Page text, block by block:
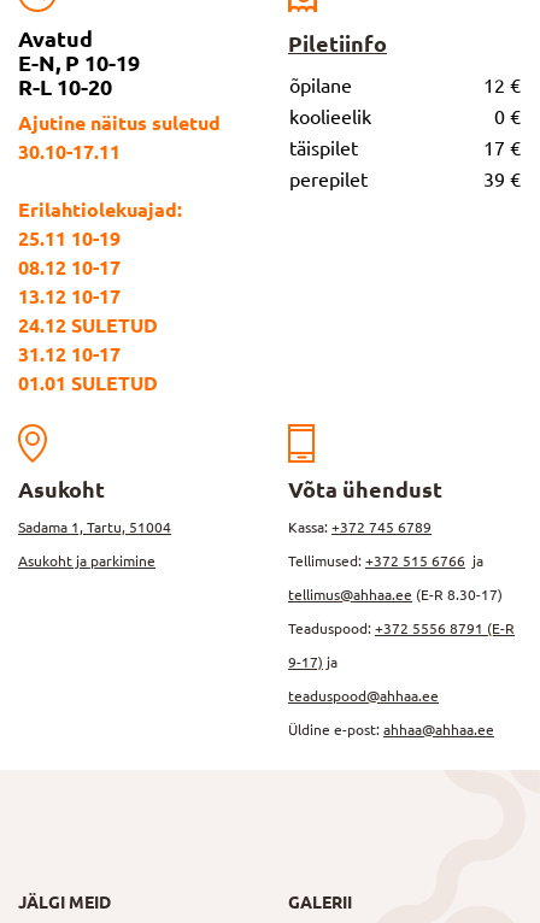
Avatud
E-N, P 10-19
R-L 10-20
Ajutine näitus suletud
30.10-17.11
Erilahtiolekuajad:
25.11 10-19
08.12 10-17
13.12 10-17
24.12 SULETUD
31.12 10-17
01.01 SULETUD
Piletiinfo
õpilane
12 €
koolieelik
0 €
täispilet
17 €
perepilet
39 €
Asukoht
Sadama 1, Tartu, 51004
Asukoht ja parkimine
Võta ühendust
Kassa: +372 745 6789
Tellimused: +372 515 6766 ja
tellimus@ahhaa.ee (E-R 8.30-17)
Teaduspood: +372 5556 8791 (E-R
9-17) ja
teaduspood@ahhaa.ee
Üldine e-post: ahhaa@ahhaa.ee
JÄLGI MEID GALERII